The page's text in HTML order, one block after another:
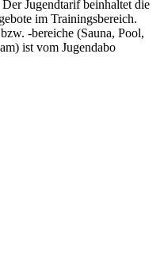
Jugendtarif beinhaltet die
im Trainingsbereich.
-bereiche (Sauna, Pool,
ist vom Jugendabo